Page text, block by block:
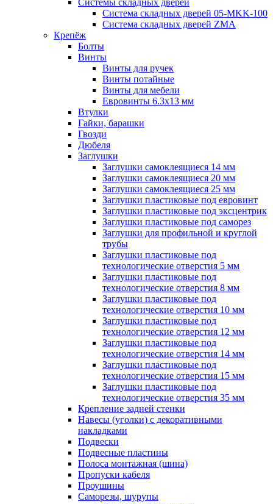
Система складных дверей 05-MKK-100
Система складных дверей ZMA
Крепёж
Болты
Винты
Винты для ручек
Винты потайные
Винты для мебели
Евровинты 6.3х13 мм
Втулки
Гайки, барашки
Гвозди
Дюбеля
Заглушки
Заглушки самоклеящиеся 14 мм
Заглушки самоклеящиеся 20 мм
Заглушки самоклеящиеся 25 мм
Заглушки пластиковые под евровинт
Заглушки пластиковые под эксцентрик
Заглушки пластиковые под саморез
Заглушки для профильной и круглой
трубы
Заглушки пластиковые под
технологические отверстия 5 мм
Заглушки пластиковые под
технологические отверстия 8 мм
Заглушки пластиковые под
технологические отверстия 10 мм
Заглушки пластиковые под
технологические отверстия 12 мм
Заглушки пластиковые под
технологические отверстия 14 мм
Заглушки пластиковые под
технологические отверстия 15 мм
Заглушки пластиковые под
технологические отверстия 35 мм
Крепление задней стенки
Навесы (уголки) с декоративными
накладками
Подвески
Подвесные пластины
Полоса монтажная (шина)
Пропуски кабеля
Проушины
Саморезы, шурупы